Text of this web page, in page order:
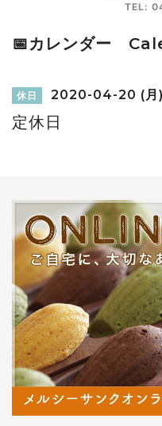
TEL:
📅カレンダー
休日 2020-04-20 (月
定休日